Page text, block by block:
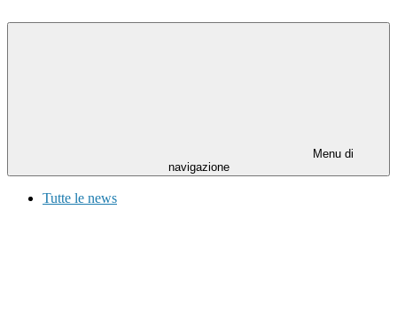
Menu di
navigazione
Tutte le news